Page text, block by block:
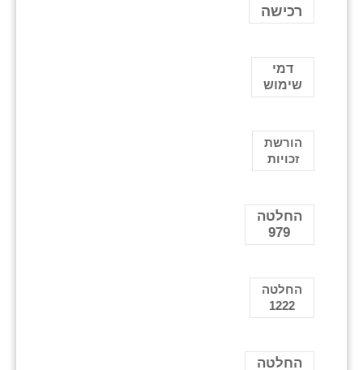
רכישה
דמי
שימוש
הורשת
זכויות
החלטה
979
החלטה
1222
החלטה